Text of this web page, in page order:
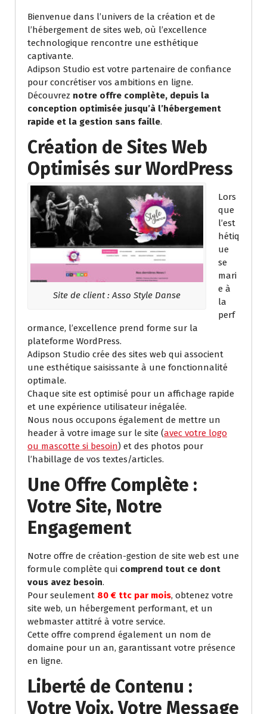
Bienvenue dans l’univers de la création et de
l’hébergement de sites web, où l’excellence
technologique rencontre une esthétique
captivante.
Adipson Studio est votre partenaire de confiance
pour concrétiser vos ambitions en ligne.
Découvrez notre offre complète, depuis la
conception optimisée jusqu’à l’hébergement
rapide et la gestion sans faille.
Création de Sites Web
Optimisés sur WordPress
Site de client : Asso Style Danse
Lors
que
l’est
hétiq
ue
se
mari
e à
la
perf
ormance, l’excellence prend forme sur la
plateforme WordPress.
Adipson Studio crée des sites web qui associent
une esthétique saisissante à une fonctionnalité
optimale.
Chaque site est optimisé pour un affichage rapide
et une expérience utilisateur inégalée.
Nous nous occupons également de mettre un
header à votre image sur le site (avec votre logo
ou mascotte si besoin) et des photos pour
l’habillage de vos textes/articles.
Une Offre Complète :
Votre Site, Notre
Engagement
Notre offre de création-gestion de site web est une
formule complète qui comprend tout ce dont
vous avez besoin.
Pour seulement 80 € ttc par mois, obtenez votre
site web, un hébergement performant, et un
webmaster attitré à votre service.
Cette offre comprend également un nom de
domaine pour un an, garantissant votre présence
en ligne.
Liberté de Contenu :
Votre Voix, Votre Message